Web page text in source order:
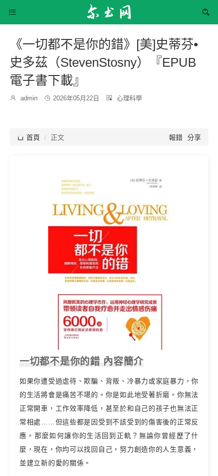


《一切都不是你的錯》[美]史蒂芬•
史多茲（StevenStosny）『EPUB
電子書下載』

博
admin  發
2026年05月22日 
分
心理科學
 首頁 正文 報錯 分享
一切都不是你的錯 內容簡介
如果你遭受過虐待、欺騙、背叛、冷暴力或家庭暴力，你
的生活將會是痛苦不堪的。你是如此地受著折磨。你無法
正常開車，工作效率降低，甚至於和自己的孩子也無法正
常相處……但這些都是因受到不該受到的傷害後的正常反
應。那麼如何讓你的生活回到正軌？無論你曾經歷了什
麼，現在，你均可以找回自己，努力創造你的人生意義，
並建立新的愛的關係。